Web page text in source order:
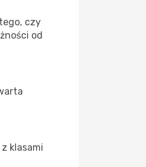
czy
od
klasami